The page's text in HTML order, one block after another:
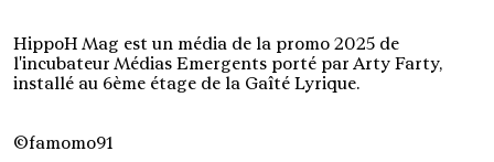
HippoH Mag est un média de la promo 2025 de
l'incubateur Médias Emergents porté par Arty Farty,
installé au 6ème étage de la Gaîté Lyrique.
©famomo91